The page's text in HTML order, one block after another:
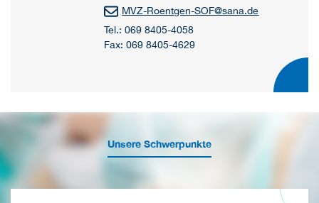
MVZ-Roentgen-SOF@sana.de
Tel.: 069 8405-4058
Fax: 069 8405-4629
Unsere Schwerpunkte